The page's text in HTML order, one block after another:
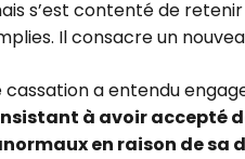
s’est contenté de
Il consacre un
a entendu
à avoir accepté
en raison de sa